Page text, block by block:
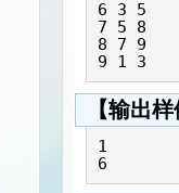
6 3 5
7 5 8
8 7 9
【输出
1